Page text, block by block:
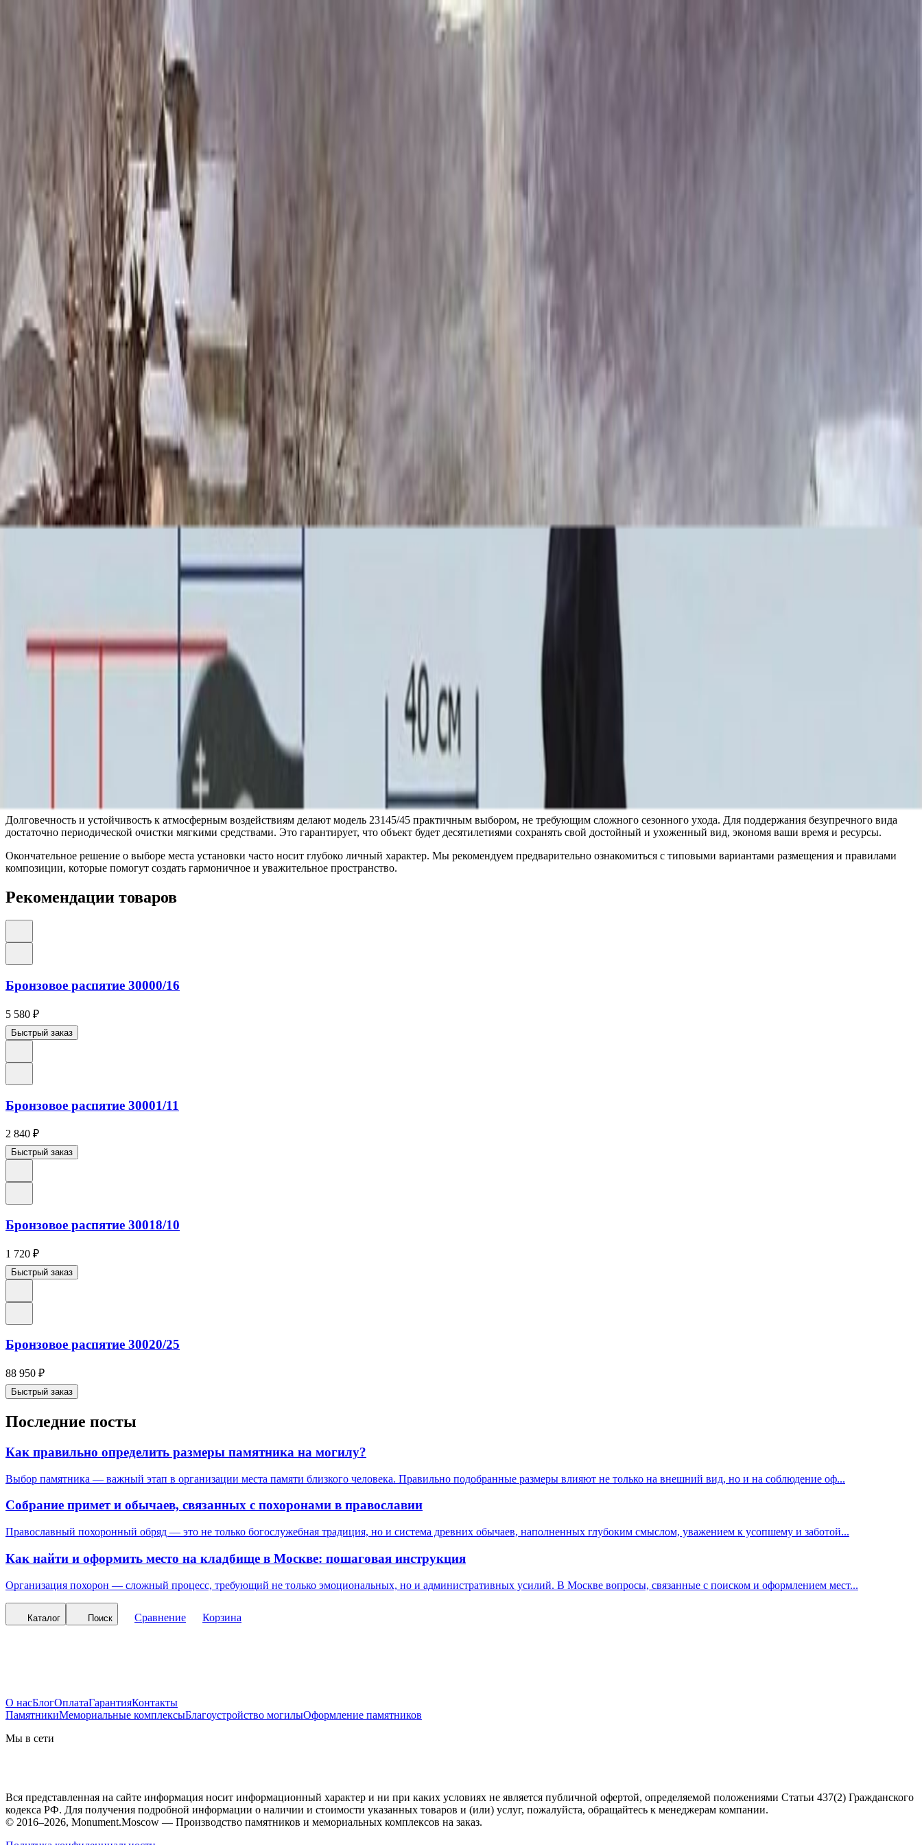
Блог Гарантия
Услуги
Контакты
Скидка 5.00% на Надгробные плиты
Скидка 5.00% на Надгробные плиты
Бронзовый крест 23145/45
Оформление памятников Декор из бронзы Бронзовый крест 23145/45
22 010
Быстрый заказ
Бронзовый крест 23145/45
22 010 ₽
Выбор атрибутов
Технические характеристики Вопросы и ответы Доставка и оплата
Изделие 23145/45 представляет собой классическое оформление в традиционной форме. Его конструкция отличается четкостью линий и сбалансированными пропорциями, что создает
впечатление надежности и завершенности. Модель имеет стандартный размер, что обеспечивает универсальность применения и гармоничное восприятие.
Поверхность изделия обладает особыми визуальными характеристиками, способствующими созданию выразительного акцента. Со временем внешний вид может приобретать
дополнительную глубину, что подчеркивает достоинства выбранного оформления. Это решение демонстрирует уважение к традициям и внимание к деталям.
Модель 23145/45 подходит для постоянного размещения на открытом воздухе, так как она рассчитана на длительное сохранение своего первоначального вида и устойчива к различным
погодным условиям. Ее конструкция обеспечивает простоту и надежность установки.
Выбор данного изделия — это выбор вневременной эстетики и сдержанного достоинства. Оно служит выражением памяти и уважения, сохраняя свою значимость на протяжении долгих лет.
Это универсальное решение, которое органично впишется в окружающее пространство, создавая атмосферу покоя и вечности.
Модель 23145/45 гармонично сочетается с различными стилями ландшафтного дизайна — от строгих классических парков до современных благоустроенных территорий. Ее нейтральная
эстетика позволяет ей не конфликтовать с окружающей растительностью, архитектурой или другими элементами, а, напротив, становиться смысловым центром композиции.
При планировании размещения рекомендуется учитывать обзорность и освещенность места. Установка в зоне естественного или грамотно организованного искусственного освещения
позволит в полной мере раскрыть игру света и тени на поверхности, усиливая визуальную выразительность изделия в разное время суток.
Долговечность и устойчивость к атмосферным воздействиям делают модель 23145/45 практичным выбором, не требующим сложного сезонного ухода. Для поддержания безупречного вида
достаточно периодической очистки мягкими средствами. Это гарантирует, что объект будет десятилетиями сохранять свой достойный и ухоженный вид, экономя ваши время и ресурсы.
Окончательное решение о выборе места установки часто носит глубоко личный характер. Мы рекомендуем предварительно ознакомиться с типовыми вариантами размещения и правилами
композиции, которые помогут создать гармоничное и уважительное пространство.
Рекомендации товаров
Бронзовое распятие 30000/16
5 580 ₽
Быстрый заказ
Бронзовое распятие 30001/11
2 840 ₽
Быстрый заказ
Бронзовое распятие 30018/10
1 720 ₽
Быстрый заказ
Бронзовое распятие 30020/25
88 950 ₽
Быстрый заказ
Последние посты
Как правильно определить размеры памятника на могилу?
Выбор памятника — важный этап в организации места памяти близкого человека. Правильно подобранные размеры влияют не только на внешний вид, но и на соблюдение оф...
Собрание примет и обычаев, связанных с похоронами в православии
Православный похоронный обряд — это не только богослужебная традиция, но и система древних обычаев, наполненных глубоким смыслом, уважением к усопшему и заботой...
Как найти и оформить место на кладбище в Москве: пошаговая инструкция
Организация похорон — сложный процесс, требующий не только эмоциональных, но и административных усилий. В Москве вопросы, связанные с поиском и оформлением мест...
Каталог Поиск Сравнение Корзина
О насБлогОплатаГарантияКонтакты
ПамятникиМемориальные комплексыБлагоустройство могилыОформление памятников
Мы в сети
Вся представленная на сайте информация носит информационный характер и ни при каких условиях не является публичной офертой, определяемой положениями Статьи 437(2) Гражданского
кодекса РФ. Для получения подробной информации о наличии и стоимости указанных товаров и (или) услуг, пожалуйста, обращайтесь к менеджерам компании.
© 2016–2026, Monument.Moscow — Производство памятников и мемориальных комплексов на заказ.